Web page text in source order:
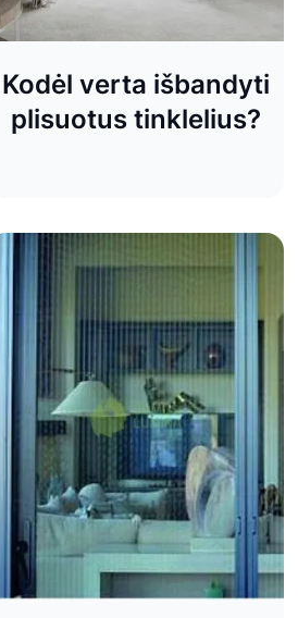
Kodėl verta išbandyti
plisuotus tinklelius?